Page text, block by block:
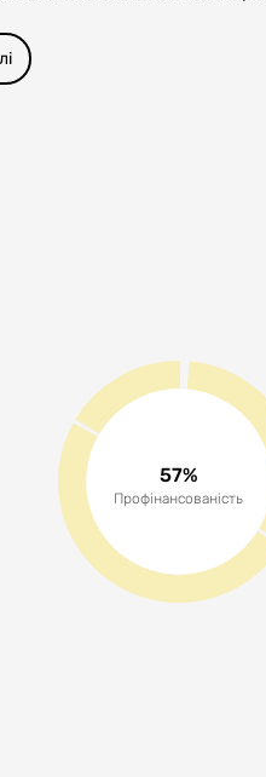
Гордістю громади є
та відкрита до
людського
57%
Профінансованість